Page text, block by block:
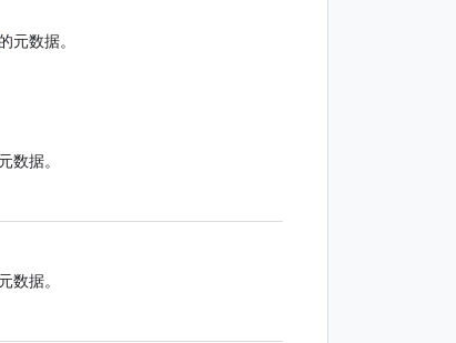
的元数据。
数据。
数据。